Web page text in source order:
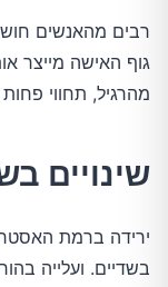
רבים מהאנשים
גוף האישה מייצר
מהרגיל, תחווי
שינויים
ירידה ברמת
בשדיים. ועלייה